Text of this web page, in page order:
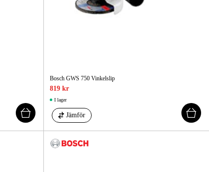
Bosch GWS 750 Vinkelslip
819 kr
I lager
Jämför